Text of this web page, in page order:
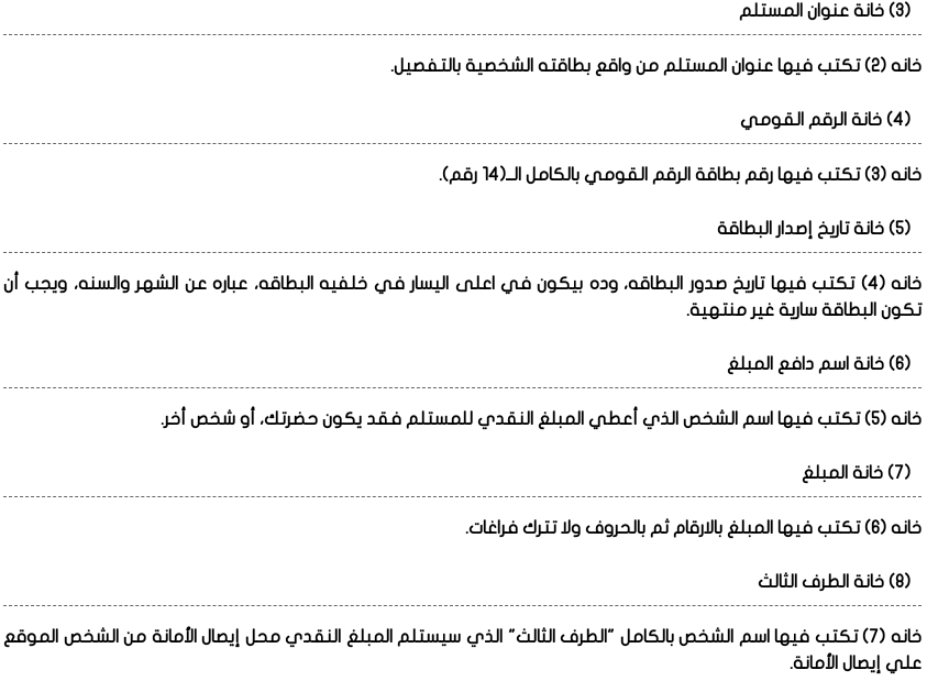
(3) خانة عنوان المستلم
خانه (2) تكتب فيها عنوان المستلم من واقع بطاقته الشخصية بالتفصيل.
(4) خانة الرقم القومي
خانه (3) تكتب فيها رقم بطاقة الرقم القومي بالكامل الــ(14 رقم).
(5) خانة تاريخ إصدار البطاقة
خانه (4) تكتب فيها تاريخ صدور البطاقه، وده بيكون في اعلى اليسار في خلفيه البطاقه، عباره عن الشهر والسنه، ويجب أن
تكون البطاقة سارية غير منتهية.
(6) خانة اسم دافع المبلغ
خانه (5) تكتب فيها اسم الشخص الذي أعطي المبلغ النقدي للمستلم فقد يكون حضرتك، أو شخص أخر.
(7) خانة المبلغ
خانه (6) تكتب فيها المبلغ بالارقام ثم بالحروف ولا تترك فراغات.
(8) خانة الطرف الثالث
خانه (7) تكتب فيها اسم الشخص بالكامل "الطرف الثالث" الذي سيستلم المبلغ النقدي محل إيصال الأمانة من الشخص الموقع
علي إيصال الأمانة.